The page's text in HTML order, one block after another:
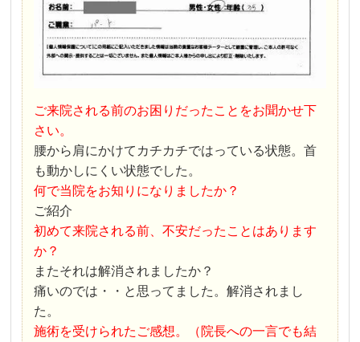
ご来院される前のお困りだったことをお聞かせ下
さい。
腰から肩にかけてカチカチではっている状態。首
も動かしにくい状態でした。
何で当院をお知りになりましたか？
ご紹介
初めて来院される前、不安だったことはあります
か？
またそれは解消されましたか？
痛いのでは・・と思ってました。解消されまし
た。
施術を受けられたご感想。（院長への一言でも結